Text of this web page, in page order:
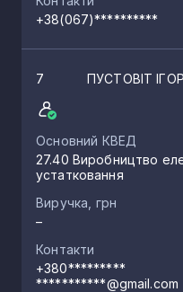
+38(067)**********
7 ПУСТОВІТ
Основний КВЕД
27.40 Виробництво
устатковання
Виручка, грн
–
Контакти
+380*********
***********@gmail.com